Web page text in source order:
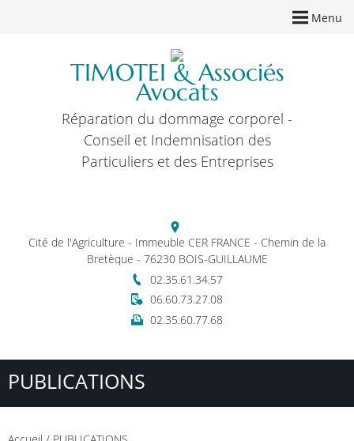
Menu
TIMOTEI & Associés
Avocats
Réparation du dommage corporel -
Conseil et Indemnisation des
Particuliers et des Entreprises
Cité de l'Agriculture - Immeuble CER FRANCE - Chemin de la
Bretèque - 76230 BOIS-GUILLAUME
02.35.61.34.57
06.60.73.27.08
02.35.60.77.68
PUBLICATIONS